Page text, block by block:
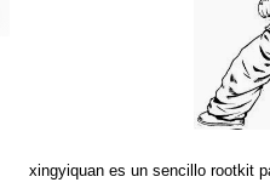
xingyiquan es un sencillo rootkit